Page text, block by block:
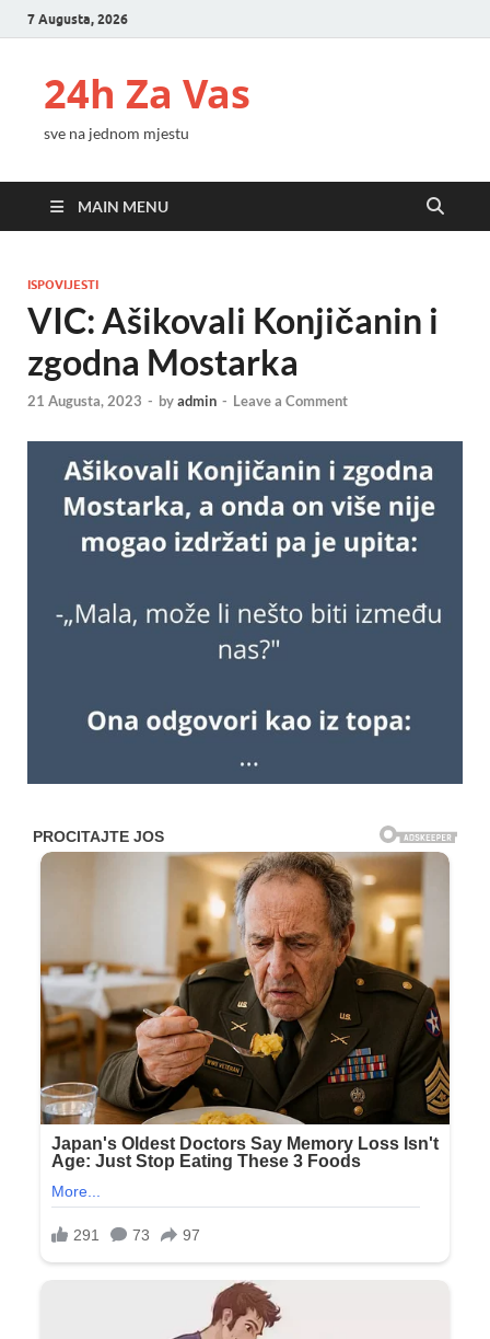
7 Augusta, 2026
24h Za Vas
sve na jednom mjestu
MAIN MENU
ISPOVIJESTI
VIC: Ašikovali Konjičanin i
zgodna Mostarka
21 Augusta, 2023 - byadmin - Leave a Comment